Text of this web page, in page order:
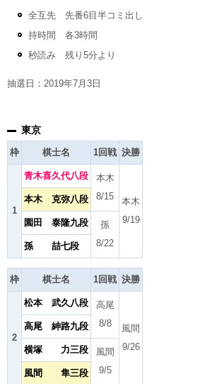
全互先 先番6目半コミ出し
持時間 各3時間
秒読み 残り5分より
抽選日：2019年7月3日
東京
枠 棋士名 1回戦 決勝
1
青木喜久代八段
本木
8/15
本木
9/19
本木 克弥八段
園田 泰隆九段
孫
8/22
孫 喆七段
枠 棋士名 1回戦 決勝
2
松本 武久八段
高尾
8/8
風間
9/26
高尾 紳路九段
横塚 力三段
風間
9/5
風間 隼三段